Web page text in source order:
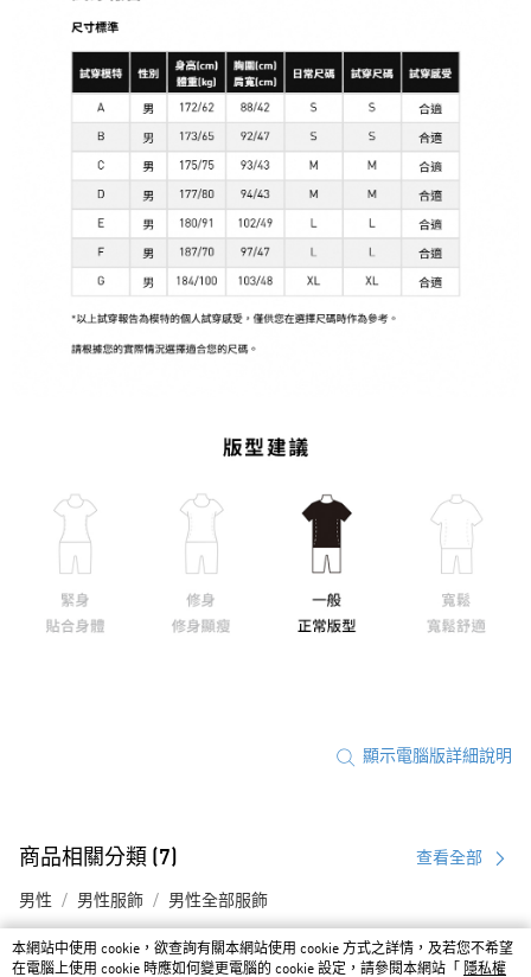
顯示電腦版詳細說明
商品相關分類 (7) 查看全部
男性 男性服飾 男性全部服飾
OUTLET
本網站中使用 cookie，欲查詢有關本網站使用 cookie 方式之詳情，及若您不希望
在電腦上使用 cookie 時應如何變更電腦的 cookie 設定，請參閱本網站「
隱私權